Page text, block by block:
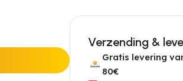
Verzending &
Gratis levering
80€